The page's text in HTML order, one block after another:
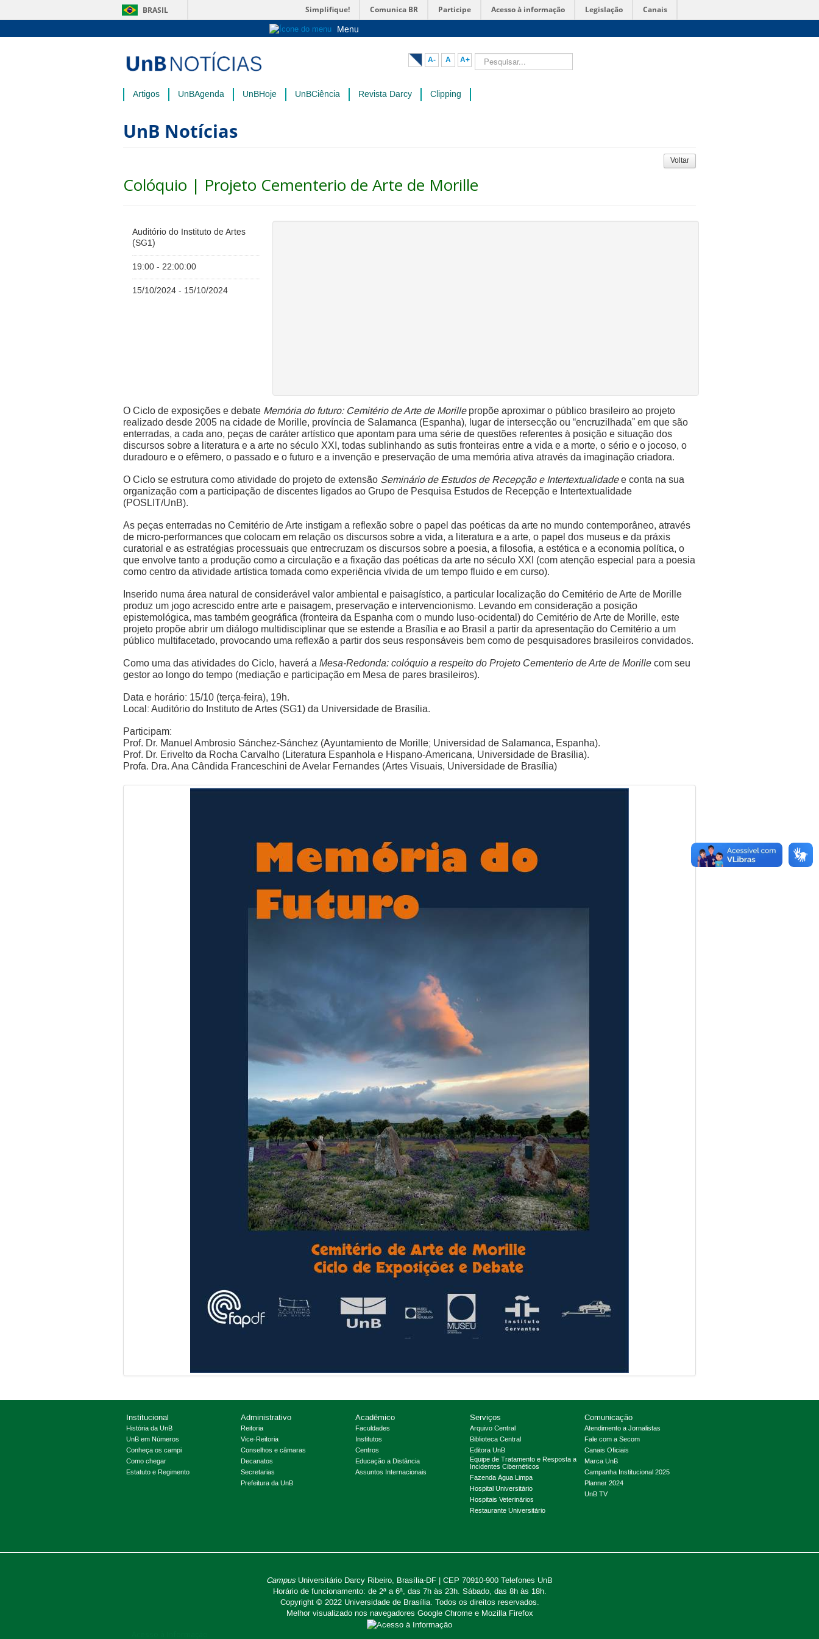
BRASIL Simplifique! Comunica BR Participe Acesso à informação Legislação Canais
Menu
A- A A+ Pesquisar...
Artigos UnBAgenda UnBHoje UnBCiência Revista Darcy Clipping
UnB Notícias
Voltar
Colóquio | Projeto Cementerio de Arte de Morille
Auditório do Instituto de Artes
(SG1)
19:00 - 22:00:00
15/10/2024 - 15/10/2024
O Ciclo de exposições e debate Memória do futuro: Cemitério de Arte de Morillepropõe aproximar o público brasileiro ao projeto
realizado desde 2005 na cidade de Morille, província de Salamanca (Espanha), lugar de intersecção ou “encruzilhada” em que são
enterradas, a cada ano, peças de caráter artístico que apontam para uma série de questões referentes à posição e situação dos
discursos sobre a literatura e a arte no século XXI, todas sublinhando as sutis fronteiras entre a vida e a morte, o sério e o jocoso, o
duradouro e o efêmero, o passado e o futuro e a invenção e preservação de uma memória ativa através da imaginação criadora.
O Ciclo se estrutura como atividade do projeto de extensão Seminário de Estudos de Recepção e Intertextualidadee conta na sua
organização com a participação de discentes ligados ao Grupo de Pesquisa Estudos de Recepção e Intertextualidade
(POSLIT/UnB).
As peças enterradas no Cemitério de Arte instigam a reflexão sobre o papel das poéticas da arte no mundo contemporâneo, através
de micro-performances que colocam em relação os discursos sobre a vida, a literatura e a arte, o papel dos museus e da práxis
curatorial e as estratégias processuais que entrecruzam os discursos sobre a poesia, a filosofia, a estética e a economia política, o
que envolve tanto a produção como a circulação e a fixação das poéticas da arte no século XXI (com atenção especial para a poesia
como centro da atividade artística tomada como experiência vívida de um tempo fluido e em curso).
Inserido numa área natural de considerável valor ambiental e paisagístico, a particular localização do Cemitério de Arte de Morille
produz um jogo acrescido entre arte e paisagem, preservação e intervencionismo. Levando em consideração a posição
epistemológica, mas também geográfica (fronteira da Espanha com o mundo luso-ocidental) do Cemitério de Arte de Morille, este
projeto propõe abrir um diálogo multidisciplinar que se estende a Brasília e ao Brasil a partir da apresentação do Cemitério a um
público multifacetado, provocando uma reflexão a partir dos seus responsáveis bem como de pesquisadores brasileiros convidados.
Como uma das atividades do Ciclo, haverá a Mesa-Redonda: colóquio a respeito do Projeto Cementerio de Arte de Morille com seu
gestor ao longo do tempo (mediação e participação em Mesa de pares brasileiros).
Data e horário: 15/10 (terça-feira), 19h.
Local: Auditório do Instituto de Artes (SG1) da Universidade de Brasília.
Participam:
Prof. Dr. Manuel Ambrosio Sánchez-Sánchez (Ayuntamiento de Morille; Universidad de Salamanca, Espanha).
Prof. Dr. Erivelto da Rocha Carvalho (Literatura Espanhola e Hispano-Americana, Universidade de Brasília).
Profa. Dra. Ana Cândida Franceschini de Avelar Fernandes (Artes Visuais, Universidade de Brasília)
Institucional
História da UnB
UnB em Números
Conheça os campi
Como chegar
Estatuto e Regimento
Administrativo
Reitoria
Vice-Reitoria
Conselhos e câmaras
Decanatos
Secretarias
Prefeitura da UnB
Acadêmico
Faculdades
Institutos
Centros
Educação a Distância
Assuntos Internacionais
Serviços
Arquivo Central
Biblioteca Central
Editora UnB
Equipe de Tratamento e Resposta a
Incidentes Cibernéticos
Fazenda Água Limpa
Hospital Universitário
Hospitais Veterinários
Restaurante Universitário
Comunicação
Atendimento a Jornalistas
Fale com a Secom
Canais Oficiais
Marca UnB
Campanha Institucional 2025
Planner 2024
UnB TV
CampusUniversitário Darcy Ribeiro, Brasília-DF | CEP 70910-900 Telefones UnB
Horário de funcionamento: de 2ª a 6ª, das 7h às 23h. Sábado, das 8h às 18h.
Copyright © 2022 Universidade de Brasília. Todos os direitos reservados.
Melhor visualizado nos navegadores Google Chrome e Mozilla Firefox